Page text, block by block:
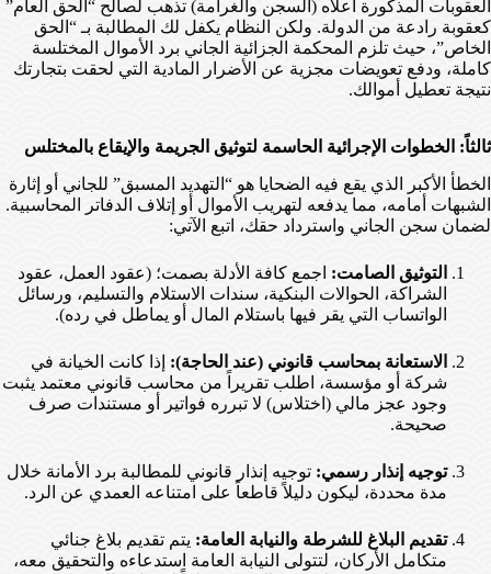
العقوبات المذكورة أعلاه (السجن والغرامة) تذهب لصالح “الحق العام”
كعقوبة رادعة من الدولة. ولكن النظام يكفل لك المطالبة بـ “الحق
الخاص”، حيث تلزم المحكمة الجزائية الجاني برد الأموال المختلسة
كاملة، ودفع تعويضات مجزية عن الأضرار المادية التي لحقت بتجارتك
نتيجة تعطيل أموالك.
ثالثاً: الخطوات الإجرائية الحاسمة لتوثيق الجريمة والإيقاع بالمختلس
الخطأ الأكبر الذي يقع فيه الضحايا هو “التهديد المسبق” للجاني أو إثارة
الشبهات أمامه، مما يدفعه لتهريب الأموال أو إتلاف الدفاتر المحاسبية.
لضمان سجن الجاني واسترداد حقك، اتبع الآتي:
التوثيق الصامت: اجمع كافة الأدلة بصمت؛ (عقود العمل، عقود
الشراكة، الحوالات البنكية، سندات الاستلام والتسليم، ورسائل
الواتساب التي يقر فيها باستلام المال أو يماطل في رده).
الاستعانة بمحاسب قانوني (عند الحاجة): إذا كانت الخيانة في
شركة أو مؤسسة، اطلب تقريراً من محاسب قانوني معتمد يثبت
وجود عجز مالي (اختلاس) لا تبرره فواتير أو مستندات صرف
صحيحة.
توجيه إنذار رسمي: توجيه إنذار قانوني للمطالبة برد الأمانة خلال
مدة محددة، ليكون دليلاً قاطعاً على امتناعه العمدي عن الرد.
تقديم البلاغ للشرطة والنيابة العامة: يتم تقديم بلاغ جنائي
متكامل الأركان، لتتولى النيابة العامة استدعاءه والتحقيق معه،